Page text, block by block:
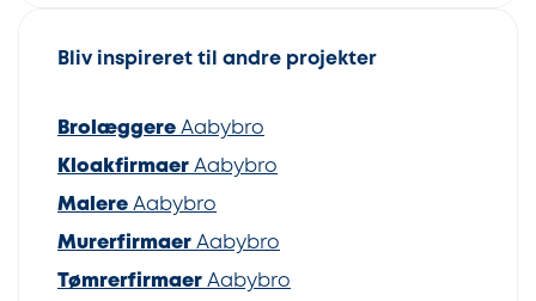
Bliv inspireret til andre projekter
Brolæggere Aabybro
Kloakfirmaer Aabybro
Malere Aabybro
Murerfirmaer Aabybro
Tømrerfirmaer Aabybro